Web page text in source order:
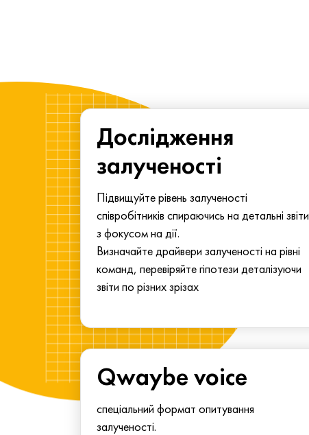
Дослідження
залученості
Підвищуйте рівень залученості
співробітників спираючись на детальні звіти
з фокусом на дії.
Визначайте драйвери залученості на рівні
команд, перевіряйте гіпотези деталізуючи
звіти по різних зрізах
Qwaybe voice
спеціальний формат опитування
залученості.